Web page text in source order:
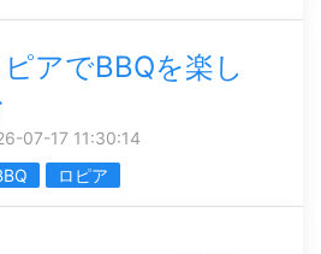
ピアでBBQを楽し
07-17 11:30:14
ロピア